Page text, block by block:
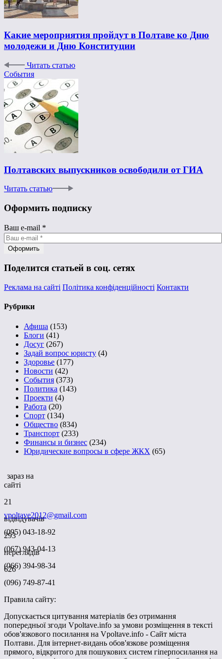
Какие мероприятия пройдут в Полтаве ко Дню
молодежи и Дню Конституции
Читать статью
События
Полтавских выпускников освободили от ГИА
Читать статью
Оформить подписку
Ваш e-mail *
Поделится статьей в соц. сетях
Реклама на сайті Політика конфіденційності Контакти
Рубрики
Афиша (153)
Блоги (41)
Досуг (267)
Задай вопрос юристу (4)
Здоровье (177)
Новости (42)
События (373)
Политика (143)
Проекти (4)
Работа (20)
Спорт (134)
Общество (834)
Транспорт (233)
Финансы и бизнес (234)
Юридические вопросы в сфере ЖКХ (65)
зараз на
сайті
21
відвідувачів
293
переглядів
626
vpoltave2012@gmail.com
(095) 043-18-92
(067) 943-04-13
(066) 394-98-34
(096) 749-87-41
Правила сайту:
Допускається цитування матеріалів без отримання
попередньої згоди Vpoltave.info за умови розміщення в тексті
обов'язкового посилання на Vpoltave.info - Сайт міста
Полтави. Для інтернет-видань обов'язкове розміщення
прямого, відкритого для пошукових систем гіперпосилання на